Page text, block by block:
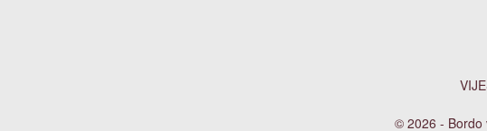
© 2026 - Bordo